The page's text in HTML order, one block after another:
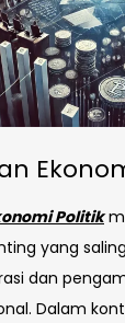
Politik
yang
dan
Dalam